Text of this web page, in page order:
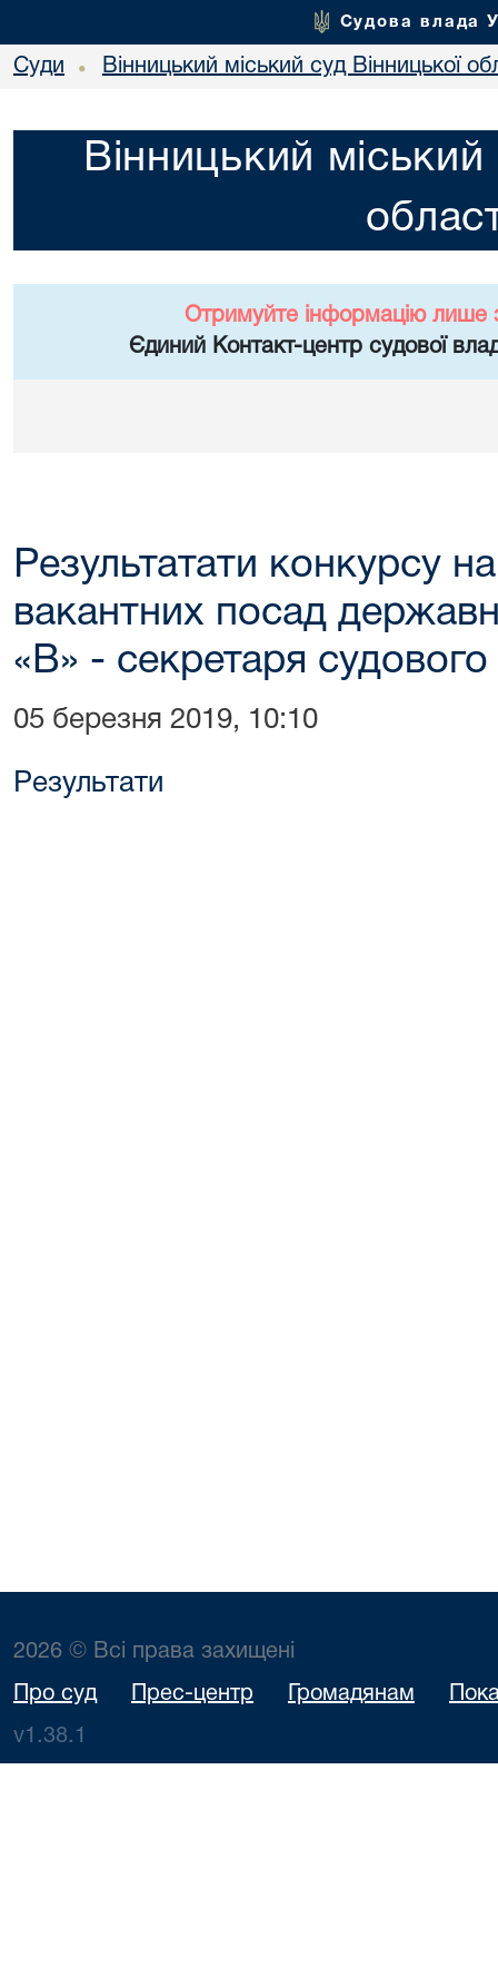
Судова влада
Суди • Вінницький міський суд Вінницької
Вінницький міський
Отримуйте інформацію лише
Єдиний Контакт-центр судової
Результатати конкурсу
вакантних посад
«В» - секретаря судового
05 березня 2019, 10:10
Результати
2026 © Всі права захищені
Про суд Прес-центр Громадянам
v1.38.1